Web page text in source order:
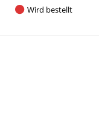
Wird bestellt